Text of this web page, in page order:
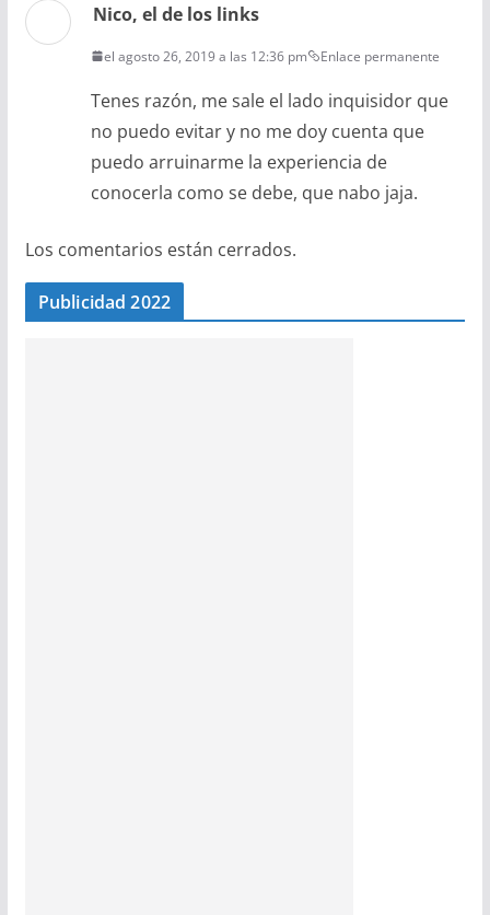
Nico, el de los links
el agosto 26, 2019 a las 12:36 pm Enlace permanente
Tenes razón, me sale el lado inquisidor que
no puedo evitar y no me doy cuenta que
puedo arruinarme la experiencia de
conocerla como se debe, que nabo jaja.
Los comentarios están cerrados.
Publicidad 2022